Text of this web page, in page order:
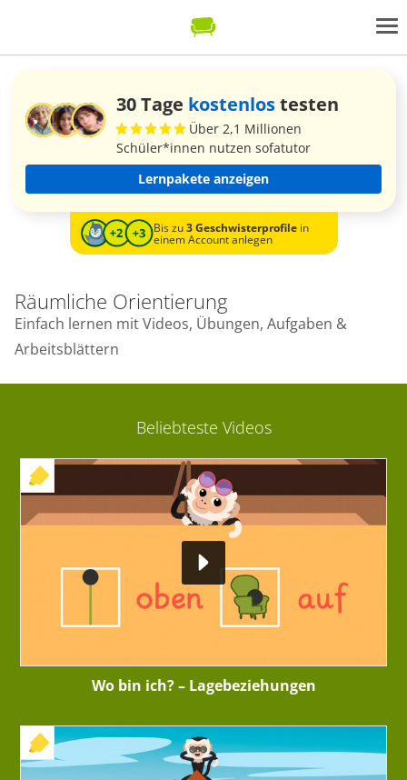
30 Tage kostenlostesten
Über 2,1 Millionen
Schüler*innen nutzen sofatutor
Lernpakete anzeigen
Bis zu3 Geschwisterprofilein
einem Account anlegen
Räumliche Orientierung
Einfach lernen mit Videos, Übungen, Aufgaben &
Arbeitsblättern
Beliebteste Videos
+ INTERAKTIVE ÜBUNG
Wo bin ich? – Lagebeziehungen
+ INTERAKTIVE ÜBUNG